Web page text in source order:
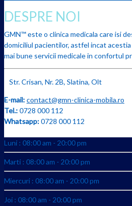
DESPRE NOI
GMN™ este o clinica medicala care isi
domiciliul pacientilor, astfel incat
mai bune servicii medicale in confortul
Str. Crisan, Nr. 2B, Slatina, Olt
E-mail:contact@gmn-clinica-mobila.ro
Tel.:0728 000 112
Whatsapp:0728 000 112
Luni : 08:00 am - 20:00 pm
Marti : 08:00 am - 20:00 pm
Miercuri : 08:00 am - 20:00 pm
Joi : 08:00 am - 20:00 pm